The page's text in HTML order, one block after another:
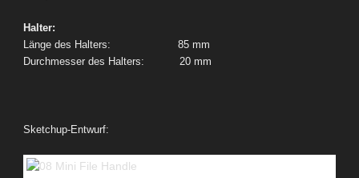
Halter:
Länge des Halters: 85 mm
Durchmesser des Halters: 20 mm
Sketchup-Entwurf: